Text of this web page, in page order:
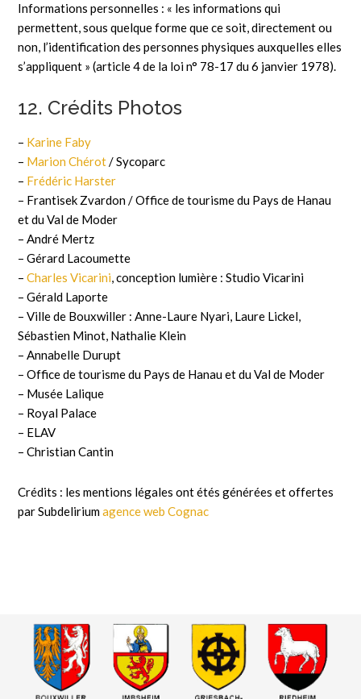
Informations personnelles : « les informations qui
permettent, sous quelque forme que ce soit, directement ou
non, l’identification des personnes physiques auxquelles elles
s’appliquent » (article 4 de la loi n° 78-17 du 6 janvier 1978).
12. Crédits Photos
– Karine Faby
– Marion Chérot/ Sycoparc
– Frédéric Harster
– Frantisek Zvardon / Office de tourisme du Pays de Hanau
et du Val de Moder
– André Mertz
– Gérard Lacoumette
–Charles Vicarini, conception lumière : Studio Vicarini
– Gérald Laporte
– Ville de Bouxwiller : Anne-Laure Nyari, Laure Lickel,
Sébastien Minot, Nathalie Klein
– Annabelle Durupt
– Office de tourisme du Pays de Hanau et du Val de Moder
– Musée Lalique
– Royal Palace
– ELAV
– Christian Cantin
Crédits : les mentions légales ont étés générées et offertes
par Subdeliriumagence web Cognac